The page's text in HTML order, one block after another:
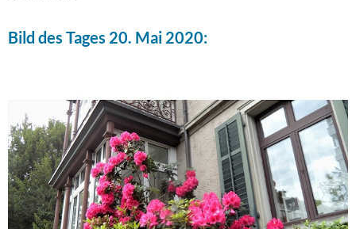
Bild des Tages 20. Mai 2020: